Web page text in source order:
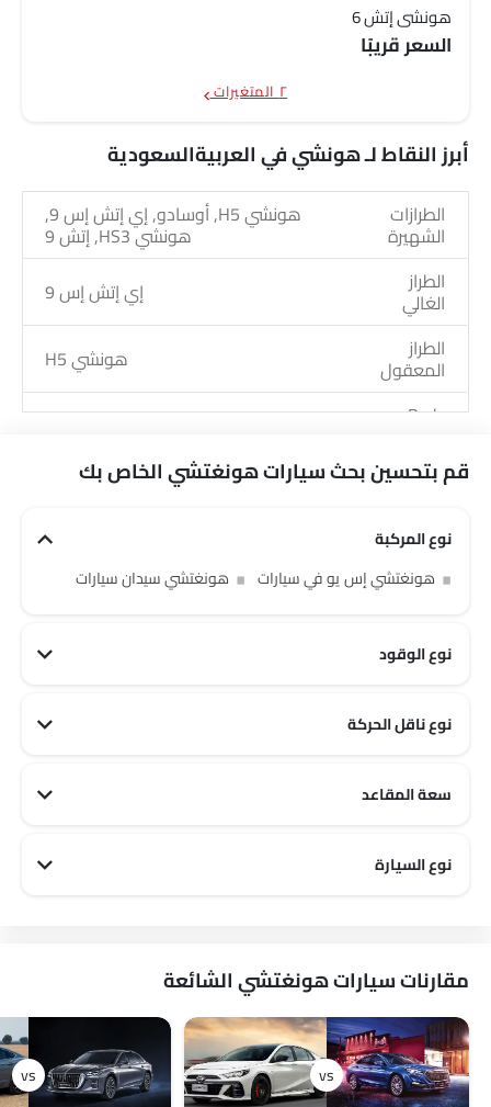
هونشي إتش 6
السعر قريبًا
٢ المتغيرات
أبرز النقاط لـ هونشي في العربيةالسعودية
الطرازات
الشهيرة
هونشي H5, أوسادو, إي إتش إس 9,
هونشي HS3, إتش 9
الطراز
الغالي
إي إتش إس 9
الطراز
المعقول
هونشي H5
Body
نوع
بترول, إليكتريك, هجين
الوكلاء
8
قم بتحسين بحث سيارات هونغتشي الخاص بك
نوع المركبة
هونغتشي إس يو في سيارات
هونغتشي سيدان سيارات
نوع الوقود
نوع ناقل الحركة
سعة المقاعد
نوع السيارة
مقارنات سيارات هونغتشي الشائعة